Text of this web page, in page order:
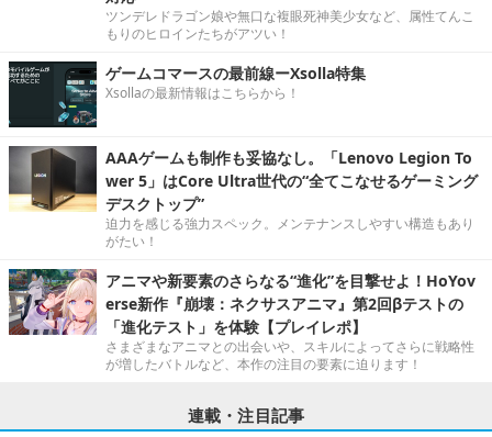
ツンデレドラゴン娘や無口な複眼死神美少女など、属性てんこ
もりのヒロインたちがアツい！
ゲームコマースの最前線ーXsolla特集
Xsollaの最新情報はこちらから！
AAAゲームも制作も妥協なし。「Lenovo Legion To
wer 5」はCore Ultra世代の“全てこなせるゲーミング
デスクトップ”
迫力を感じる強力スペック。メンテナンスしやすい構造もあり
がたい！
アニマや新要素のさらなる“進化”を目撃せよ！HoYov
erse新作『崩壊：ネクサスアニマ』第2回βテストの
「進化テスト」を体験【プレイレポ】
さまざまなアニマとの出会いや、スキルによってさらに戦略性
が増したバトルなど、本作の注目の要素に迫ります！
連載・注目記事